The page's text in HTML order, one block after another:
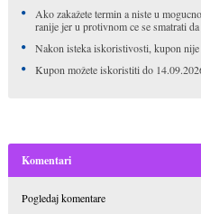
Ako zakažete termin a niste u
ranije jer u protivnom ce se smatrati
Nakon isteka iskoristivosti, kupon
Kupon možete iskoristiti do
Komentari
Pogledaj komentare